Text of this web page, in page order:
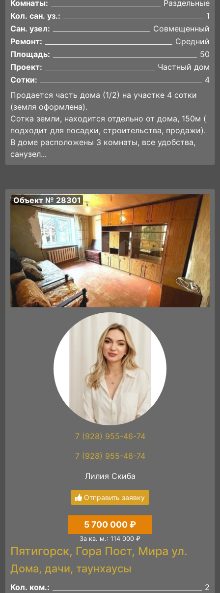
Комнаты:
Раздельные
Кол. сан. уз.:
1
Сан. узел:
Совмещенный
Ремонт:
Средний
Площадь:
50
Проект:
Частный дом
Сотки:
4
Продается часть дома (1/2) на участке 4 сотки
(земля оформлена).
Сотка земли, находится отдельно от дома, 150м (
подходит для посадки, строительства, продажи).
В доме расположены 3 комнаты, все удобства,
санузел...
Объект № 28301
7 (928) 955-46-74
7 (928) 955-46-74
Лилия Скиба
Отправить заявку
5 700 000 ₽
За кв. м.: 114 000 ₽
Пятигорск, Гора Пост, Мира ул.
Дома, дачи, таунхаусы
Кол. ком.:
2